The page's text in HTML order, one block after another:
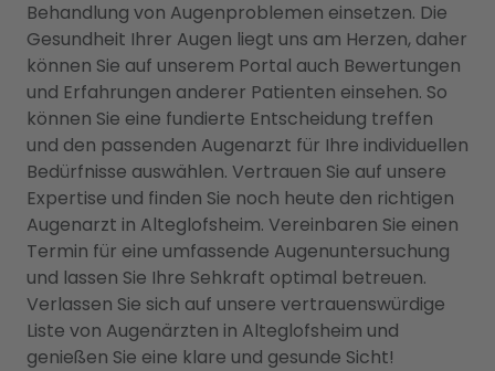
Behandlung von Augenproblemen einsetzen. Die
Gesundheit Ihrer Augen liegt uns am Herzen, daher
können Sie auf unserem Portal auch Bewertungen
und Erfahrungen anderer Patienten einsehen. So
können Sie eine fundierte Entscheidung treffen
und den passenden Augenarzt für Ihre individuellen
Bedürfnisse auswählen. Vertrauen Sie auf unsere
Expertise und finden Sie noch heute den richtigen
Augenarzt in Alteglofsheim. Vereinbaren Sie einen
Termin für eine umfassende Augenuntersuchung
und lassen Sie Ihre Sehkraft optimal betreuen.
Verlassen Sie sich auf unsere vertrauenswürdige
Liste von Augenärzten in Alteglofsheim und
genießen Sie eine klare und gesunde Sicht!